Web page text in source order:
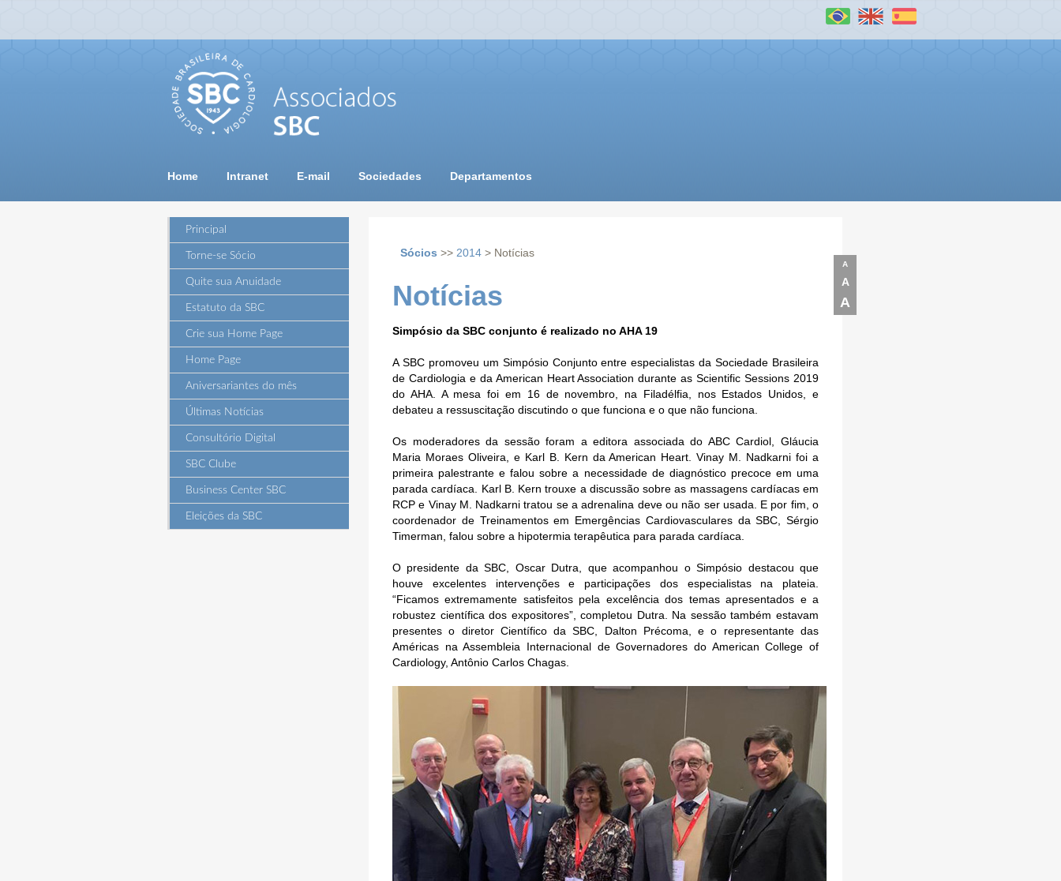
Home Intranet E-mail Sociedades Departamentos
Principal
Torne-se Sócio
Quite sua Anuidade
Estatuto da SBC
Crie sua Home Page
Home Page
Aniversariantes do mês
Últimas Notícias
Consultório Digital
SBC Clube
Business Center SBC
Eleições da SBC
Sócios >> 2014 > Notícias
A
A
A
Notícias
Simpósio da SBC conjunto é realizado no AHA 19
A SBC promoveu um Simpósio Conjunto entre especialistas da Sociedade Brasileira
de Cardiologia e da American Heart Association durante as Scientific Sessions 2019
do AHA. A mesa foi em 16 de novembro, na Filadélfia, nos Estados Unidos, e
debateu a ressuscitação discutindo o que funciona e o que não funciona.
Os moderadores da sessão foram a editora associada do ABC Cardiol, Gláucia
Maria Moraes Oliveira, e Karl B. Kern da American Heart. Vinay M. Nadkarni foi a
primeira palestrante e falou sobre a necessidade de diagnóstico precoce em uma
parada cardíaca. Karl B. Kern trouxe a discussão sobre as massagens cardíacas em
RCP e Vinay M. Nadkarni tratou se a adrenalina deve ou não ser usada. E por fim, o
coordenador de Treinamentos em Emergências Cardiovasculares da SBC, Sérgio
Timerman, falou sobre a hipotermia terapêutica para parada cardíaca.
O presidente da SBC, Oscar Dutra, que acompanhou o Simpósio destacou que
houve excelentes intervenções e participações dos especialistas na plateia.
“Ficamos extremamente satisfeitos pela excelência dos temas apresentados e a
robustez científica dos expositores”, completou Dutra. Na sessão também estavam
presentes o diretor Científico da SBC, Dalton Précoma, e o representante das
Américas na Assembleia Internacional de Governadores do American College of
Cardiology, Antônio Carlos Chagas.